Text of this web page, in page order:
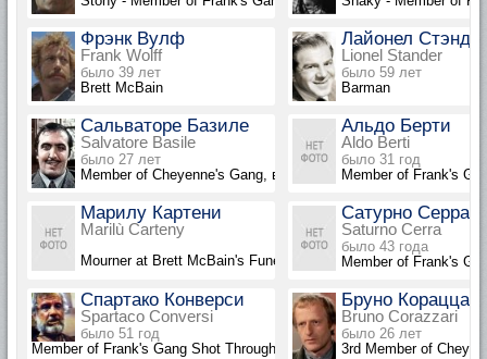
Фрэнк Вулф
Frank Wolff
было 39 лет
Brett McBain
Лайонел
Lionel Stander
было 59 лет
Barman
Сальваторе Базиле
Salvatore Basile
было 27 лет
Member of Cheyenne's Gang, в титрах не указан
Альдо Берти
Aldo Berti
было 31 год
Member of Frank's
Марилу Картени
Marilù Carteny
Mourner at Brett McBain's Funeral, в титрах не указана
Сатурно Серра
Saturno Cerra
было 43 года
Member of Frank's
Спартако Конверси
Spartaco Conversi
было 51 год
Member of Frank's Gang Shot Through Boot, в титрах не указан
Бруно
Bruno Corazzari
было 26 лет
3rd Member of